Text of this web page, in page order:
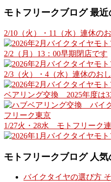
モトフリークブログ 最近
2/10（火）・11（水）連休の
2/2（月）13：00早期閉店です
2/3（火）・4（水）連休のお
ベアリング交換 2025年度は
1/27火・28水 モトフリーク
モトフリークブログ 人気
バイクタイヤの選び方